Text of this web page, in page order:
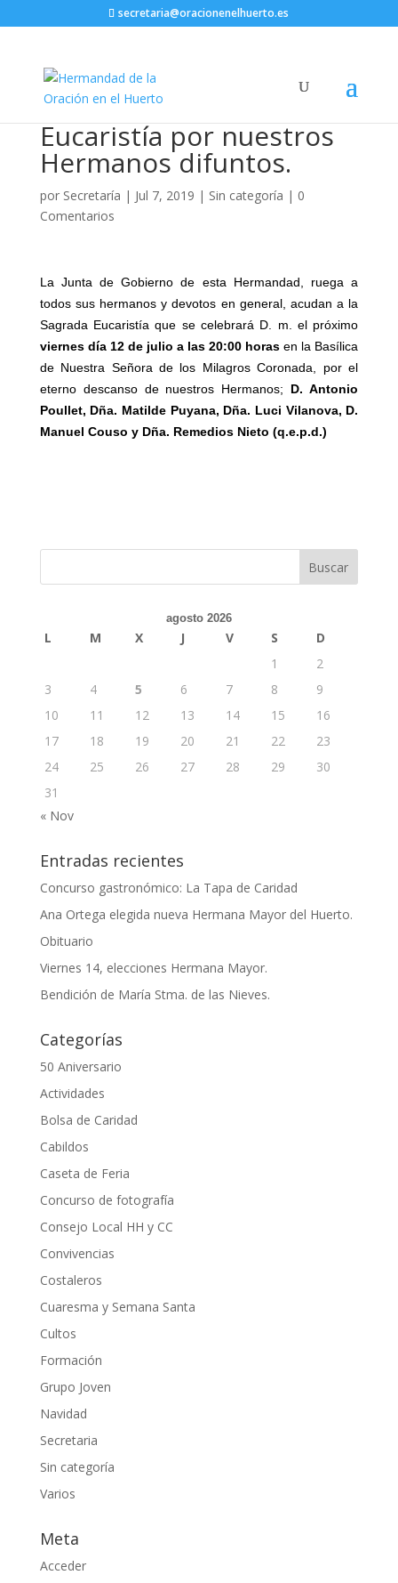
secretaria@oracionenelhuerto.es
Eucaristía por nuestros
Hermanos difuntos.
por Secretaría | Jul 7, 2019 | Sin categoría | 0
Comentarios
La Junta de Gobierno de esta Hermandad, ruega a
todos sus hermanos y devotos en general, acudan a la
Sagrada Eucaristía que se celebrará D. m. el próximo
viernes día 12 de julio a las 20:00 horas en la Basílica
de Nuestra Señora de los Milagros Coronada, por el
eterno descanso de nuestros Hermanos; D. Antonio
Poullet, Dña. Matilde Puyana, Dña. Luci Vilanova, D.
Manuel Couso y Dña. Remedios Nieto (q.e.p.d.)
agosto 2026
L M X J V S
D
1
2
3
4 5 6 7 8
9
10
11 12 13 14 15
16
17
18 19 20 21 22
23
24
25 26 27 28 29
30
31
« Nov
Entradas recientes
Concurso gastronómico: La Tapa de Caridad
Ana Ortega elegida nueva Hermana Mayor del Huerto.
Obituario
Viernes 14, elecciones Hermana Mayor.
Bendición de María Stma. de las Nieves.
Categorías
50 Aniversario
Actividades
Bolsa de Caridad
Cabildos
Caseta de Feria
Concurso de fotografía
Consejo Local HH y CC
Convivencias
Costaleros
Cuaresma y Semana Santa
Cultos
Formación
Grupo Joven
Navidad
Secretaria
Sin categoría
Varios
Meta
Acceder